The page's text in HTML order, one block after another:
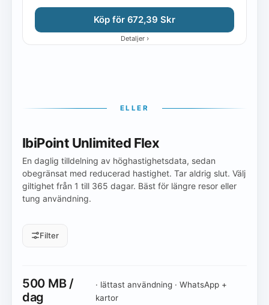
Köp för 672,39 Skr
Detaljer ›
ELLER
IbiPoint Unlimited Flex
En daglig tilldelning av höghastighetsdata, sedan
obegränsat med reducerad hastighet. Tar aldrig slut. Välj
giltighet från 1 till 365 dagar. Bäst för längre resor eller
tung användning.
Filter
Alla dagliga storlekar 500 MB 1 GB 1.5 GB
500 MB /
dag
· lättast användning · WhatsApp +
kartor